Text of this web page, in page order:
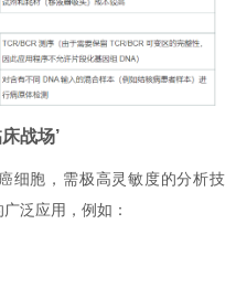
战场’
细胞，需极高灵敏度的分析技
泛应用，例如：